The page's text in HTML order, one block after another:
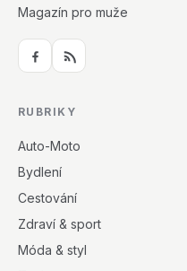
Magazín pro muže
RUBRIKY
Auto-Moto
Bydlení
Cestování
Zdraví & sport
Móda & styl